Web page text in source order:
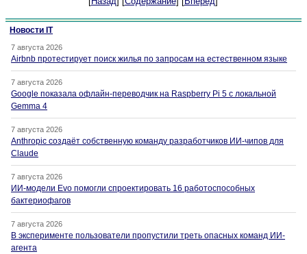
Новости IT
7 августа 2026
Airbnb протестирует поиск жилья по запросам на естественном языке
7 августа 2026
Google показала офлайн-переводчик на Raspberry Pi 5 с локальной
Gemma 4
7 августа 2026
Anthropic создаёт собственную команду разработчиков ИИ-чипов для
Claude
7 августа 2026
ИИ-модели Evo помогли спроектировать 16 работоспособных
бактериофагов
7 августа 2026
В эксперименте пользователи пропустили треть опасных команд ИИ-
агента